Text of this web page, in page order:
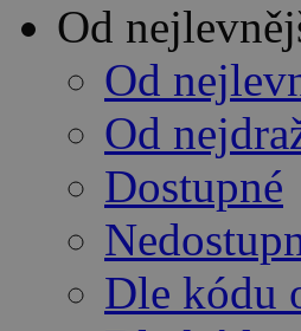
Od
Od
Od
Dostupné
Dle kódu